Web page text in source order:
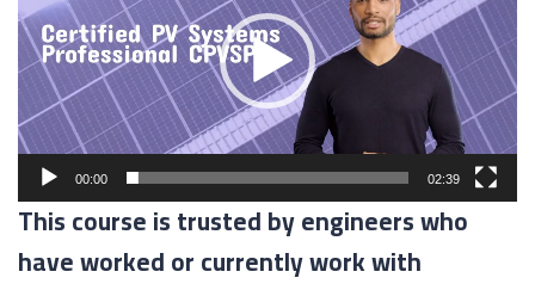
00:00 02:39
This course is trusted by engineers who
have worked or currently work with